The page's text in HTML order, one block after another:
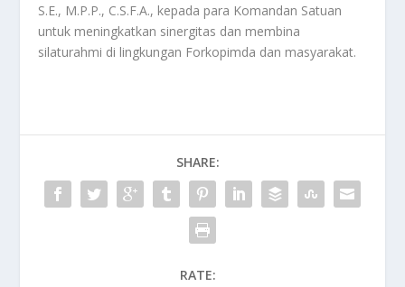
S.E., M.P.P., C.S.F.A., kepada para Komandan Satuan
untuk meningkatkan sinergitas dan membina
silaturahmi di lingkungan Forkopimda dan masyarakat.
SHARE:
RATE: